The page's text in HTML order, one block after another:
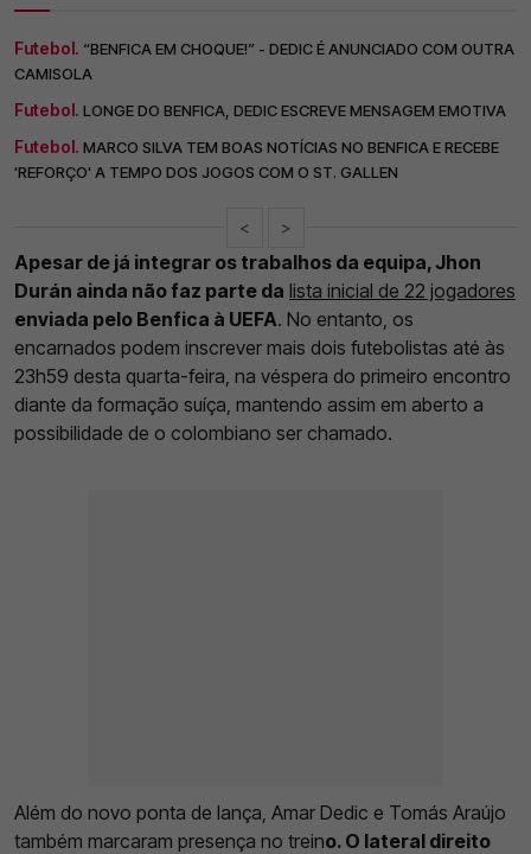
Futebol. “BENFICA EM CHOQUE!” - DEDIC É ANUNCIADO COM OUTRA
CAMISOLA
Futebol. LONGE DO BENFICA, DEDIC ESCREVE MENSAGEM EMOTIVA
Futebol. MARCO SILVA TEM BOAS NOTÍCIAS NO BENFICA E RECEBE
'REFORÇO' A TEMPO DOS JOGOS COM O ST. GALLEN
< >
Apesar de já integrar os trabalhos da equipa, Jhon
Durán ainda não faz parte da lista inicial de 22 jogadores
enviada pelo Benfica à UEFA. No entanto, os
encarnados podem inscrever mais dois futebolistas até às
23h59 desta quarta-feira, na véspera do primeiro encontro
diante da formação suíça, mantendo assim em aberto a
possibilidade de o colombiano ser chamado.
Além do novo ponta de lança, Amar Dedic e Tomás Araújo
também marcaram presença no treino. O lateral direito